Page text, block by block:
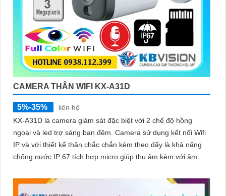
CAMERA THÂN WIFI KX-A31D
5%-35%
liên hệ
KX-A31D là camera giám sát đặc biệt với 2 chế độ hồng
ngoại và led trợ sáng ban đêm. Camera sử dụng kết nối Wifi
IP và với thiết kế thân chắc chắn kèm theo đấy là khả năng
chống nước IP 67 tích hợp micro giúp thu âm kèm với âm